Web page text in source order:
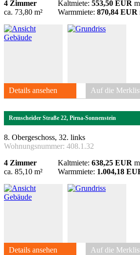
4 Zimmer
ca. 73,80 m²
Kaltmiete: 553,50 EUR
Warmmiete: 870,84 EUR
Details ansehen Auf die
Remscheider Straße 22, Pirna-Sonnenstein
8. Obergeschoss, 32. links
Wohnungsnummer: 408.1.32
4 Zimmer
ca. 85,10 m²
Kaltmiete: 638,25 EUR
Warmmiete: 1.004,18
Details ansehen Auf die